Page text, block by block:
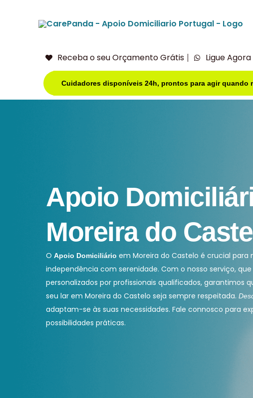
Receba o seu Orçamento Grátis Ligue Agora
Cuidadores disponíveis 24h, prontos para agir quando
Apoio
Moreira do
O Apoio Domiciliário em Moreira do Castelo é crucial para
independência com serenidade. Com o nosso serviço,
personalizados por profissionais qualificados, garantimos
seu lar em Moreira do Castelo seja sempre respeitada.
adaptam-se às suas necessidades. Fale connosco para
possibilidades práticas.